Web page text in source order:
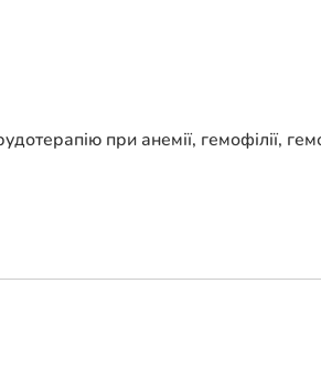
при анемії, гемофілії,